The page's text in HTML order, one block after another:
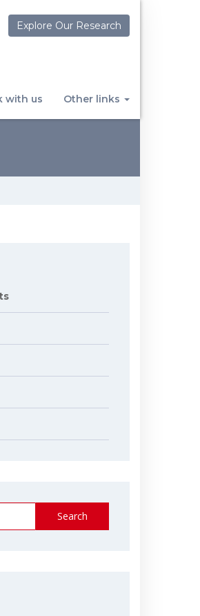
Explore Our Research
with us Other links
Search